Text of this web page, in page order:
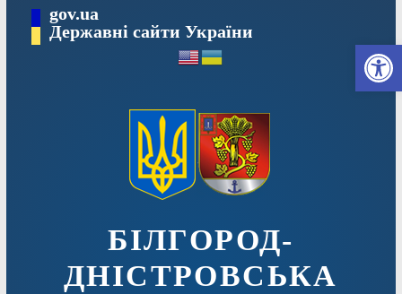
вмісту
gov.ua
Державні сайти України
БІЛГОРОД-
ДНІСТРОВСЬКА